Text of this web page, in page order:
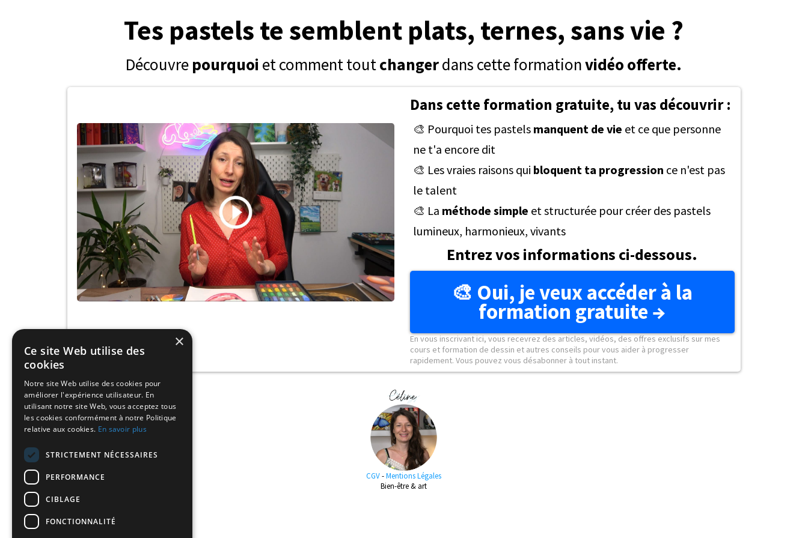
Tes pastels te semblent plats, ternes, sans vie ?
Découvre pourquoi et comment toutchangerdans cette formationvidéo offerte.
Dans cette formation gratuite, tu vas découvrir :
🎨 Pourquoi tes pastels manquent de vie et ce que personne
ne t'a encore dit
🎨 Les vraies raisons qui bloquent ta progression ce n'est pas
le talent
🎨 La méthode simple et structurée pour créer des pastels
lumineux, harmonieux, vivants
Entrez vos informations ci-dessous.
🎨 Oui, je veux accéder à la
formation gratuite →
En vous inscrivant ici, vous recevrez des articles, vidéos, des offres exclusifs sur mes
cours et formation de dessin et autres conseils pour vous aider à progresser
rapidement. Vous pouvez vous désabonner à tout instant.
CGV-Mentions Légales
Bien-être & art
×
Ce site Web utilise des
cookies
Notre site Web utilise des cookies pour
améliorer l'expérience utilisateur. En
utilisant notre site Web, vous acceptez tous
les cookies conformément à notre Politique
relative aux cookies. En savoir plus
STRICTEMENT NÉCESSAIRES
PERFORMANCE
CIBLAGE
FONCTIONNALITÉ